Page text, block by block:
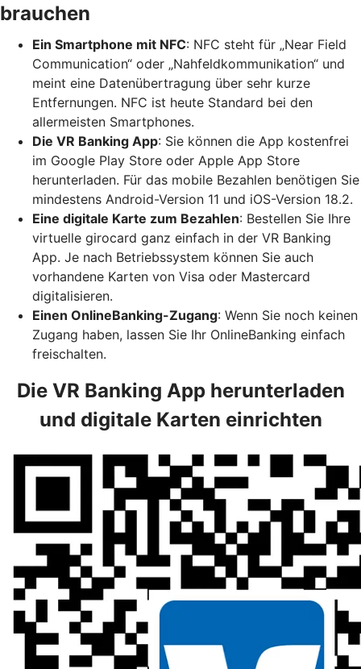
brauchen
Ein Smartphone mit NFC: NFC steht für „Near Field
Communication“ oder „Nahfeldkommunikation“ und
meint eine Datenübertragung über sehr kurze
Entfernungen. NFC ist heute Standard bei den
allermeisten Smartphones.
Die VR Banking App: Sie können die App kostenfrei
im Google Play Store oder Apple App Store
herunterladen. Für das mobile Bezahlen benötigen Sie
mindestens Android-Version 11 und iOS-Version 18.2.
Eine digitale Karte zum Bezahlen: Bestellen Sie Ihre
virtuelle girocard ganz einfach in der VR Banking
App. Je nach Betriebssystem können Sie auch
vorhandene Karten von Visa oder Mastercard
digitalisieren.
Einen OnlineBanking-Zugang: Wenn Sie noch keinen
Zugang haben, lassen Sie Ihr OnlineBanking einfach
freischalten.
Die VR Banking App herunterladen
und digitale Karten einrichten